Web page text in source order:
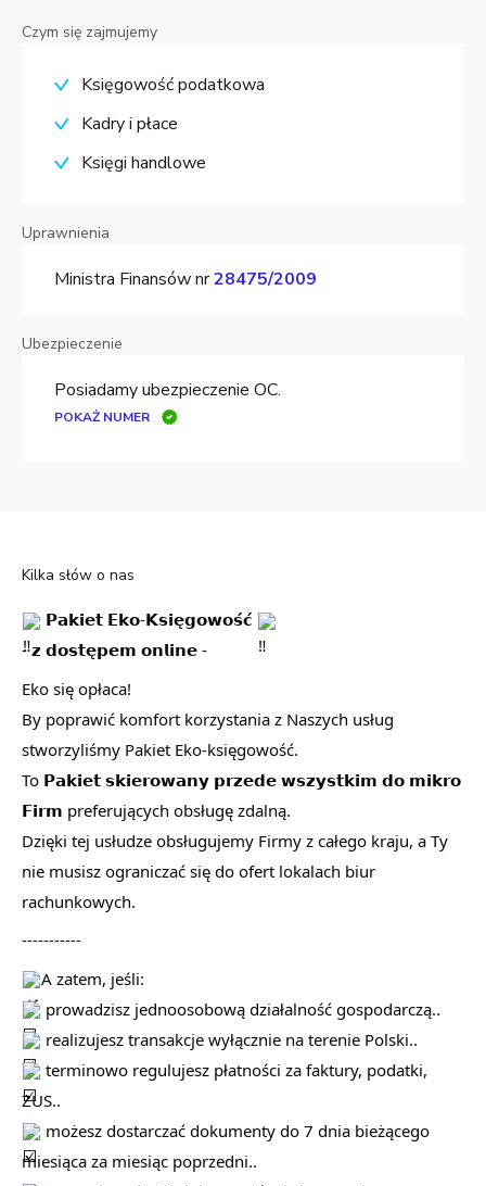
Czym się zajmujemy
Księgowość podatkowa
Kadry i płace
Księgi handlowe
Uprawnienia
Ministra Finansów nr28475/2009
Ubezpieczenie
Posiadamy ubezpieczenie OC.
POKAŻ NUMER
Kilka słów o nas
𝗣𝗮𝗸𝗶𝗲𝘁 𝗘𝗸𝗼-𝗞𝘀𝗶𝗲̨𝗴𝗼𝘄𝗼𝘀́𝗰́
- 𝘇 𝗱𝗼𝘀𝘁𝗲̨𝗽𝗲𝗺 𝗼𝗻𝗹𝗶𝗻𝗲 -
Eko się opłaca!
By poprawić komfort korzystania z Naszych usług
stworzyliśmy Pakiet Eko-księgowość.
To 𝗣𝗮𝗸𝗶𝗲𝘁 𝘀𝗸𝗶𝗲𝗿𝗼𝘄𝗮𝗻𝘆 𝗽𝗿𝘇𝗲𝗱𝗲 𝘄𝘀𝘇𝘆𝘀𝘁𝗸𝗶𝗺 𝗱𝗼 𝗺𝗶𝗸𝗿𝗼
𝗙𝗶𝗿𝗺 preferujących obsługę zdalną.
Dzięki tej usłudze obsługujemy Firmy z całego kraju, a Ty
nie musisz ograniczać się do ofert lokalach biur
rachunkowych.
-----------
A zatem, jeśli:
prowadzisz jednoosobową działalność gospodarczą..
realizujesz transakcje wyłącznie na terenie Polski..
terminowo regulujesz płatności za faktury, podatki,
ZUS..
możesz dostarczać dokumenty do 7 dnia bieżącego
miesiąca za miesiąc poprzedni..